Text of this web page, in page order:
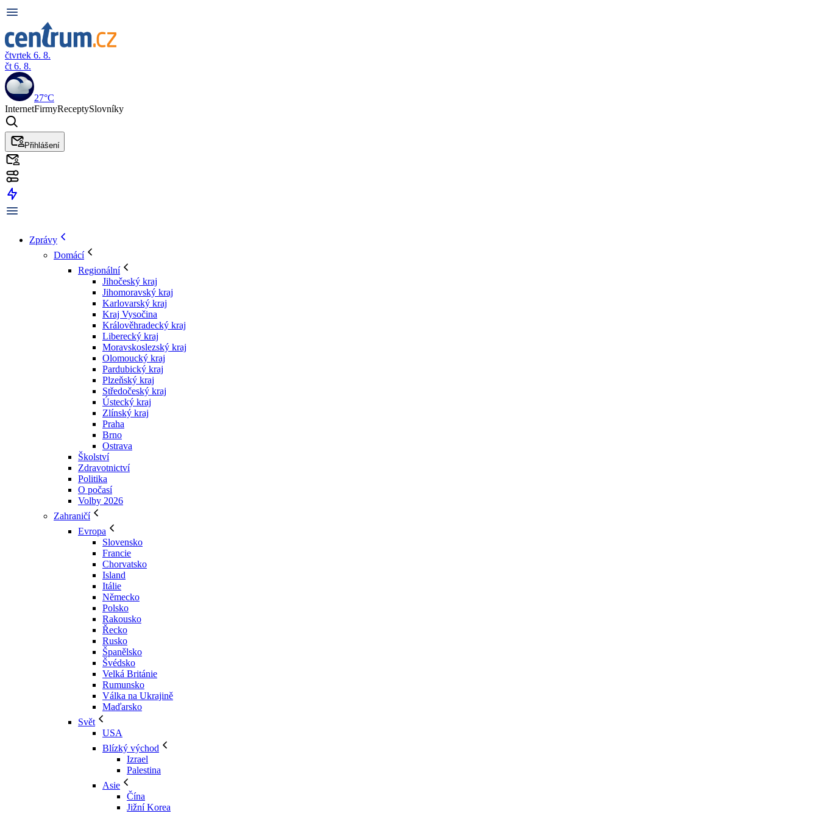
čtvrtek 6. 8.
čt 6. 8.
27°C
InternetFirmyReceptySlovníky
Přihlášení
Zprávy
Domácí
Regionální
Jihočeský kraj
Jihomoravský kraj
Karlovarský kraj
Kraj Vysočina
Králověhradecký kraj
Liberecký kraj
Moravskoslezský kraj
Olomoucký kraj
Pardubický kraj
Plzeňský kraj
Středočeský kraj
Ústecký kraj
Zlínský kraj
Praha
Brno
Ostrava
Školství
Zdravotnictví
Politika
O počasí
Volby 2026
Zahraničí
Evropa
Slovensko
Francie
Chorvatsko
Island
Itálie
Německo
Polsko
Rakousko
Řecko
Rusko
Španělsko
Švédsko
Velká Británie
Rumunsko
Válka na Ukrajině
Maďarsko
Svět
USA
Blízký východ
Izrael
Palestina
Asie
Čína
Jižní Korea